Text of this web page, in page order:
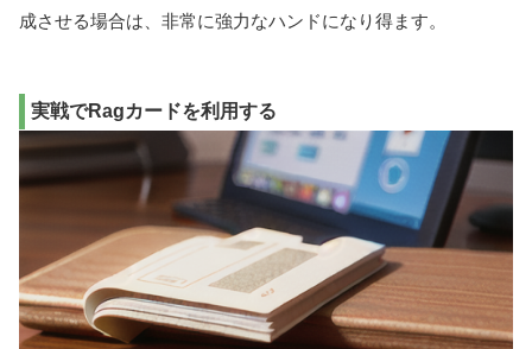
成させる場合は、非常に強力なハンドになり得ます。
実戦でRagカードを利用する